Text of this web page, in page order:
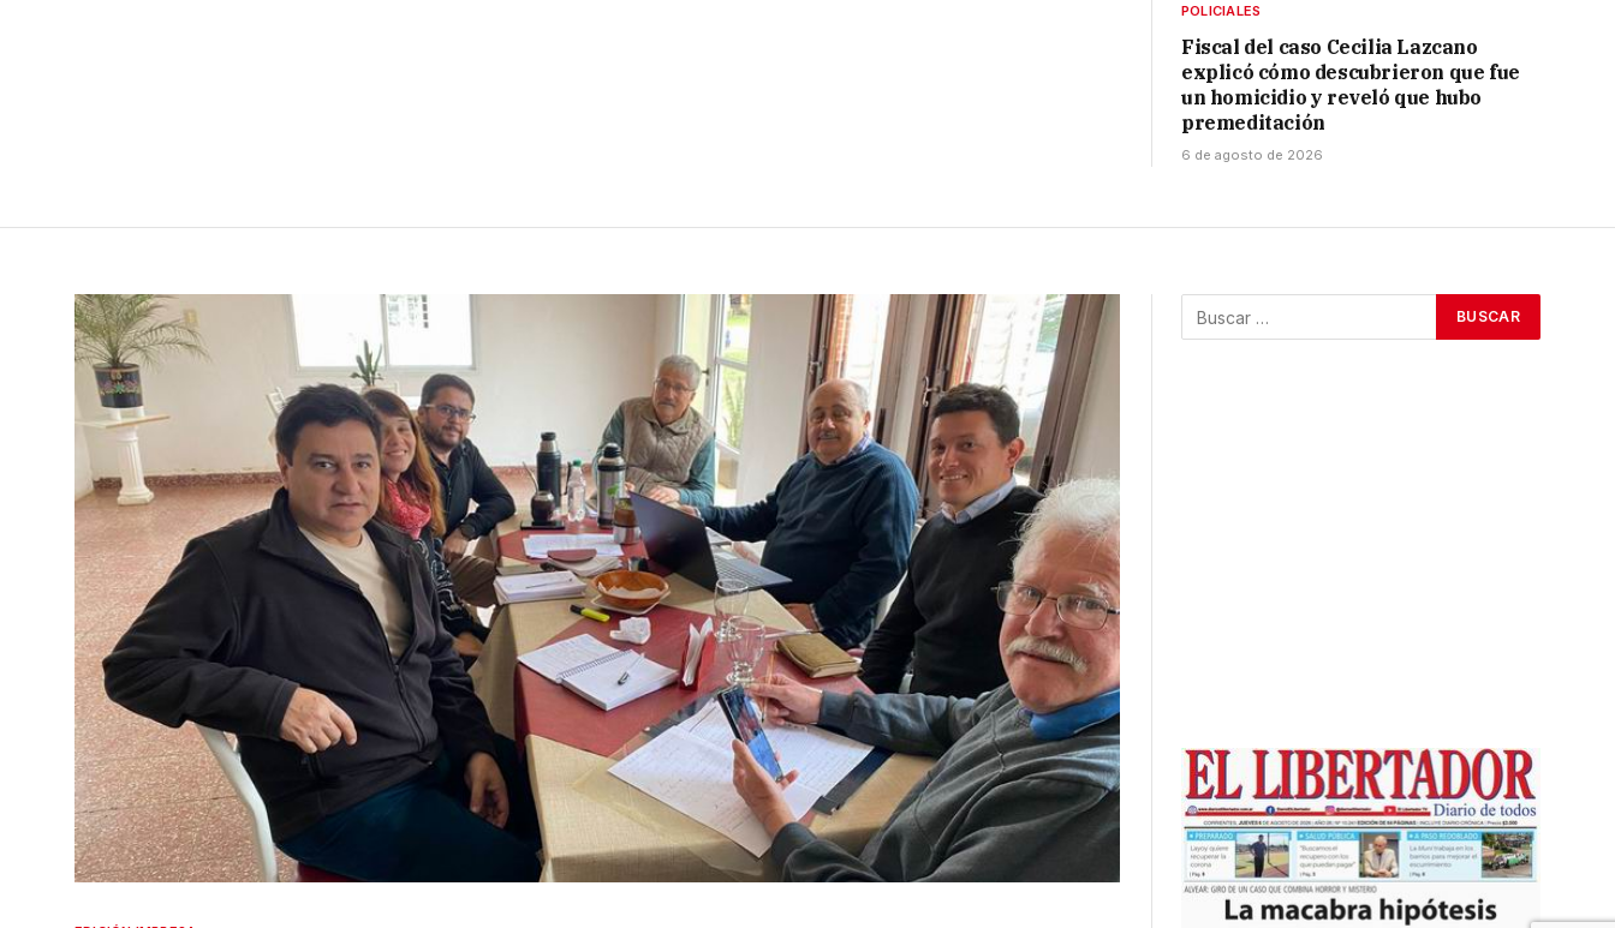
POLICIALES
Fiscal del caso Cecilia Lazcano
explicó cómo descubrieron que fue
un homicidio y reveló que hubo
premeditación
6 de agosto de 2026